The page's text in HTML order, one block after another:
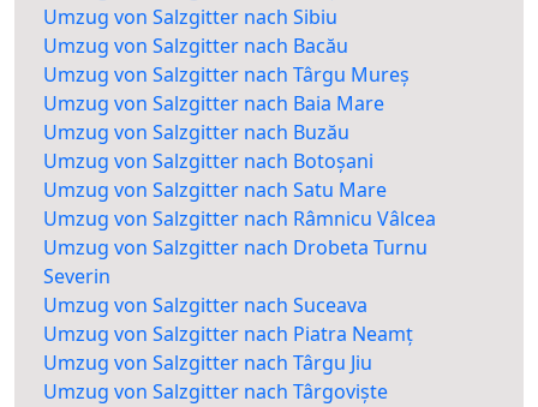
Umzug von Salzgitter nach Sibiu
Umzug von Salzgitter nach Bacău
Umzug von Salzgitter nach Târgu Mureș
Umzug von Salzgitter nach Baia Mare
Umzug von Salzgitter nach Buzău
Umzug von Salzgitter nach Botoșani
Umzug von Salzgitter nach Satu Mare
Umzug von Salzgitter nach Râmnicu Vâlcea
Umzug von Salzgitter nach Drobeta Turnu
Severin
Umzug von Salzgitter nach Suceava
Umzug von Salzgitter nach Piatra Neamț
Umzug von Salzgitter nach Târgu Jiu
Umzug von Salzgitter nach Târgoviște